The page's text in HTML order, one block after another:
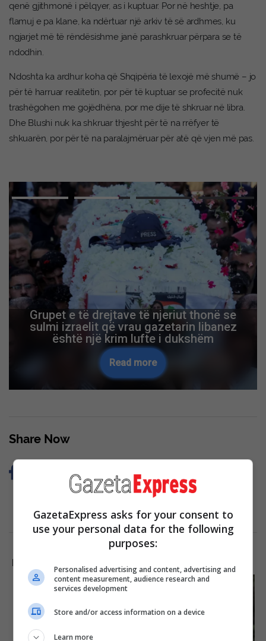
qenë gjithmonë i pëlqyer, as i kuptuar. Por në heshtje, pa
flamuj e pa klane, ka ndërtuar një arkiv të së ardhmes, ku
ngjarjet më të rëndësishme janë parashkruar përpara se të
ndodhin.
Ndoshta ka ardhur koha që Shqipëria të lexojë më shumë – jo
për të harruar realitetin, por për të kuptuar se profecitë nuk
trashëgohen me gojëdhëna, por me dije të shkruar në libra.
Dhe Blushi nuk ka shkruar thjesht për të na rrëfyer të
shkuarën, por për të na paralajmëruar për atë që vjen më pas.
Grupet e të drejtave të njeriut thonë se
sulmi izraelit që vrau gazetarin libanez
është një krim lufte i dukshëm
Read more
Share Now
These 6 Movies Were So
Instant Classics
GazetaExpress asks for your consent to
use your personal data for the following
purposes:
Personalised advertising and content, advertising and
content measurement, audience research and
services development
Store and/or access information on a device
Learn more